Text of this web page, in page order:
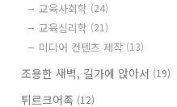
교육사회학 (24)
교육심리학 (21)
미디어 컨텐츠 제작 (13)
조용한 새벽, 길가에 앉아서 (19)
튀르크어족 (12)